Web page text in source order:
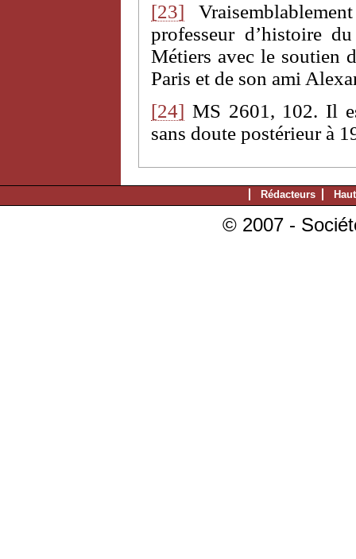
[23]
professeur d’histoire
Métiers avec le soutien
Paris et de son ami
[24] MS 2601, 102. Il
sans doute postérieur à
Rédacteurs
© 2007 -